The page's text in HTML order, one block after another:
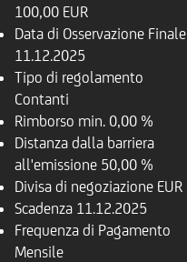
100,00 EUR
Data di Osservazione Finale
11.12.2025
Tipo di regolamento
Contanti
Rimborso min. 0,00 %
Distanza dalla barriera
all'emissione 50,00 %
Divisa di negoziazione EUR
Scadenza 11.12.2025
Frequenza di Pagamento
Mensile